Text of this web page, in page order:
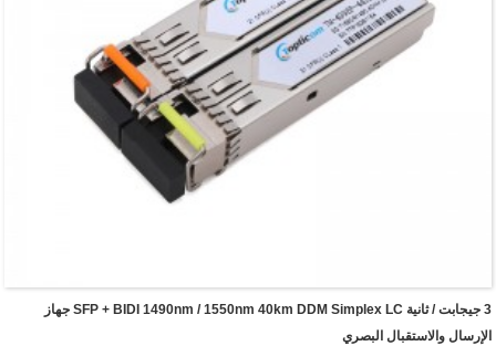
3 جيجابت / ثانية SFP + BIDI 1490nm / 1550nm 40km DDM Simplex LC جهاز
الإرسال والاستقبال البصري